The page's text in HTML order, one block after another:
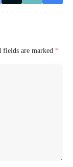
fields are marked *